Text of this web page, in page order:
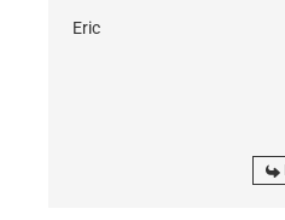
Eric